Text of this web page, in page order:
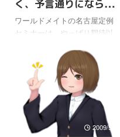
いるにもかかわらず、その分
野の専門知識を、いつでもス
ラスラとお話しされる。 さら
でも、聞いたことを、そっく
りそのまま再現されることも
ある。信じられない記憶力 ...
く、予言通りにならな
いように実行する人
ワールドメイトの名古屋定例
セミナーは、やっぱり期待以
内容のお話が多かった。 地震
に関するお話もあったけど、
実際に関東では地震による危
険が真剣に言われているし、
東海や東南海や南海地震の連
動も、可能性が大きいことが
東北の大地震以来言われ出し
2009/5/20